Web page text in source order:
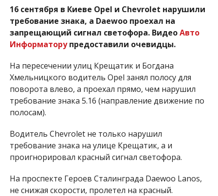
16 сентября в Киеве Opel и Chevrolet нарушили
требование знака, а Daewoo проехал на
запрещающий сигнал светофора. ВидеоАвто
Информаторупредоставили очевидцы.
На пересечении улиц Крещатик и Богдана
Хмельницкого водитель Opel занял полосу для
поворота влево, а проехал прямо, чем нарушил
требование знака 5.16 (направление движение по
полосам).
Водитель Chevrolet не только нарушил
требование знака на улице Крещатик, а и
проигнорировал красный сигнал светофора.
На проспекте Героев Сталинграда Daewoo Lanos,
не снижая скорости, пролетел на красный.